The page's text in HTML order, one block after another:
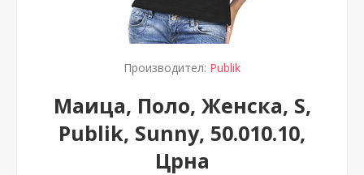
Производител: Publik
Маица, Поло, Женска, S,
Publik, Sunny, 50.010.10,
Црна